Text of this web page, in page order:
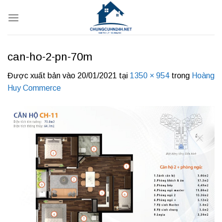
qua
can-ho-2-pn-70m
Được xuất bản vào 20/01/2021 tại 1350 × 954 trong Hoàng
Huy Commerce